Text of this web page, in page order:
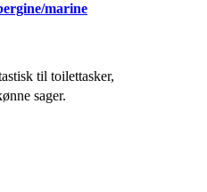
marine
til toilettasker,
sager.